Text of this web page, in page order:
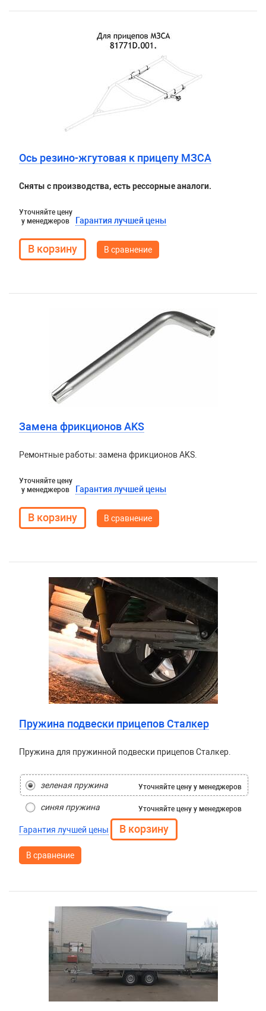
Ось резино-жгутовая к прицепу МЗСА
Сняты с производства, есть рессорные аналоги.
Уточняйте цену
у менеджеров
Гарантия лучшей цены
В сравнение
Замена фрикционов AKS
Ремонтные работы: замена фрикционов AKS.
Уточняйте цену
у менеджеров
Гарантия лучшей цены
В сравнение
Пружина подвески прицепов Сталкер
Пружина для пружинной подвески прицепов Сталкер.
зеленая пружина Уточняйте цену у менеджеров
синяя пружина Уточняйте цену у менеджеров
Гарантия лучшей цены
В сравнение